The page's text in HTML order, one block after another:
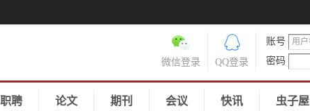
账号
密码
QQ登录
微信登录
职聘 论文 期刊 会议 快讯 虫子屋